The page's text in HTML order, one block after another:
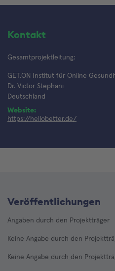
Kontakt
Gesamtprojektleitung:
GET.ON Institut für Online
Dr. Victor Stephani
Deutschland
Website:
https://hellobetter.de/
Veröffentlichungen
Angaben durch den Projektträger
Keine Angabe durch den
Keine Angabe durch den